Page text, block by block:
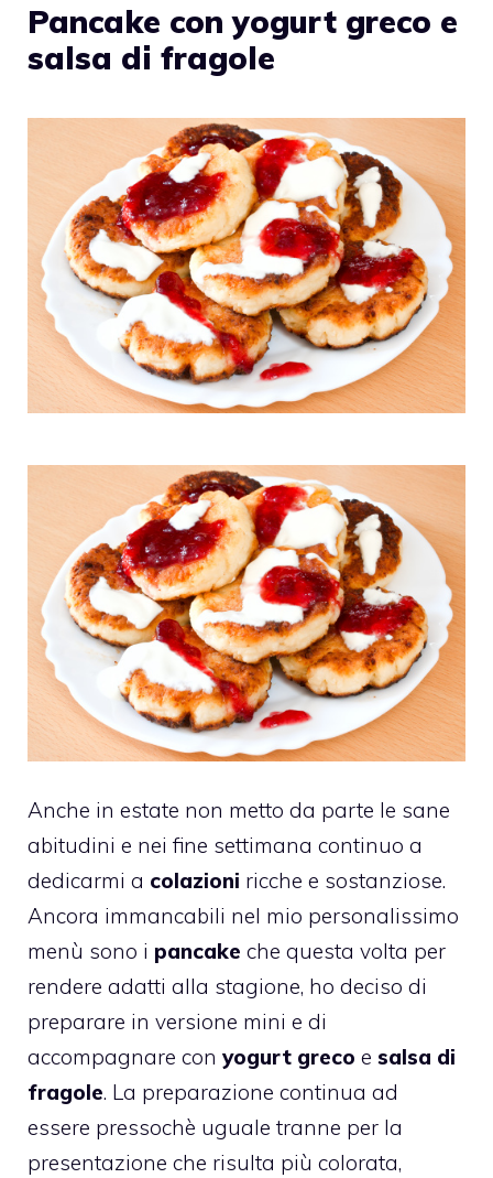
Pancake con yogurt greco e
salsa di fragole
Anche in estate non metto da parte le sane
abitudini e nei fine settimana continuo a
dedicarmi a colazioni ricche e sostanziose.
Ancora immancabili nel mio personalissimo
menù sono i pancake che questa volta per
rendere adatti alla stagione, ho deciso di
preparare in versione mini e di
accompagnare con yogurt greco e salsa di
fragole. La preparazione continua ad
essere pressochè uguale tranne per la
presentazione che risulta più colorata,